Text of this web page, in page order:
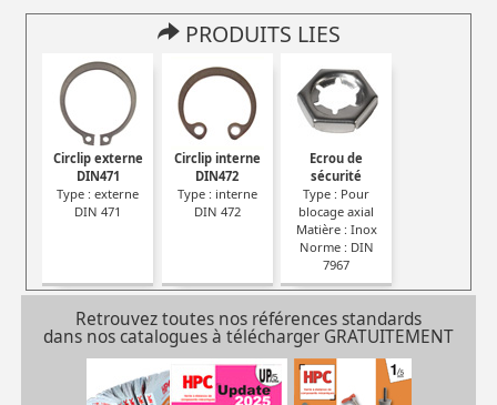
PRODUITS LIES
Circlip externe
DIN471
Type : externe
DIN 471
Circlip interne
DIN472
Type : interne
DIN 472
Ecrou de
sécurité
Type : Pour
blocage axial
Matière : Inox
Norme : DIN
7967
Retrouvez toutes nos références standards
dans nos catalogues à télécharger GRATUITEMENT